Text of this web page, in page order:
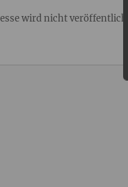
wird nicht veröffentlicht.